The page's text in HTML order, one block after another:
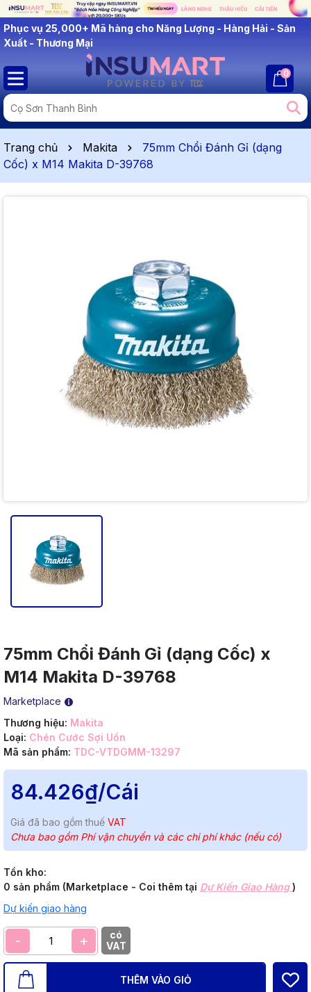
Phục vụ 25,000+ Mã hàng cho Năng Lượng - Hàng Hải - Sản
Xuất - Thương Mại
0
Trang chủ Makita
75mm Chổi Đánh Gỉ (dạng
Cốc) x M14 Makita D-39768
75mm Chổi Đánh Gỉ (dạng Cốc) x
M14 Makita D-39768
Marketplace
Thương hiệu: Makita
Loại: Chén Cước Sợi Uốn
Mã sản phẩm: TDC-VTDGMM-13297
84.426₫/Cái
Giá đã bao gồm thuế VAT
Chưa bao gồm Phí vận chuyển và các chi phí khác (nếu có)
Tồn kho:
0 sản phẩm (Marketplace - Coi thêm tại Dự Kiến Giao Hàng)
Dự kiến giao hàng
- +
có
VAT
THÊM VÀO GIỎ